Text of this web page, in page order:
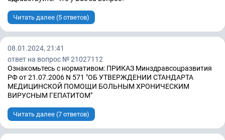
Читать далее (5 ответов)
08.01.2024, 21:41
ответ на вопрос № 21027112
Ознакомьтесь с нормативом: ПРИКАЗ Минздравсоцразвития
РФ от 21.07.2006 N 571 "ОБ УТВЕРЖДЕНИИ СТАНДАРТА
МЕДИЦИНСКОЙ ПОМОЩИ БОЛЬНЫМ ХРОНИЧЕСКИМ
ВИРУСНЫМ ГЕПАТИТОМ"
Читать далее (7 ответов)